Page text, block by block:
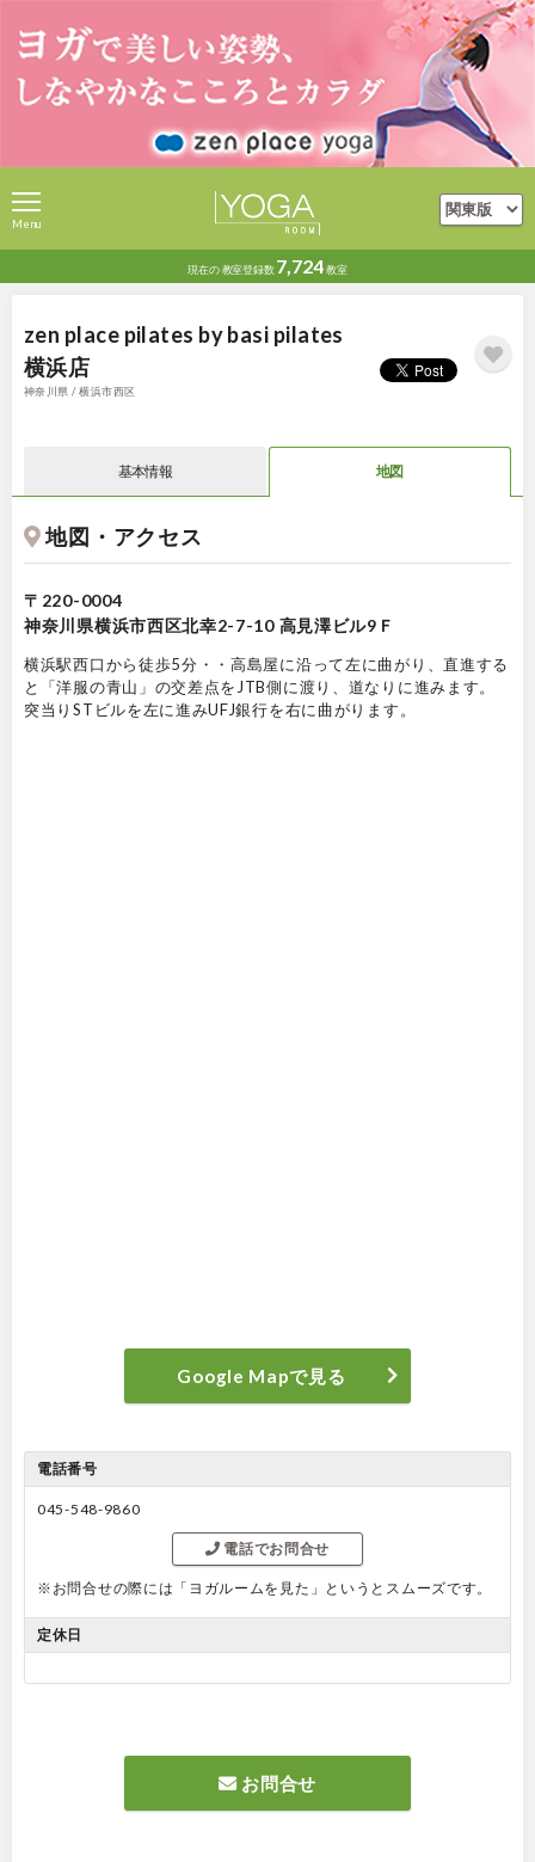
現在の教室登録数 7,724教室
Menu
zen place pilates by basi pilates
横浜店
神奈川県 / 横浜市西区
基本情報 地図
地図・アクセス
〒220-0004
神奈川県横浜市西区北幸2-7-10 高見澤ビル9Ｆ
横浜駅西口から徒歩5分・・高島屋に沿って左に曲がり、直進する
と「洋服の青山」の交差点をJTB側に渡り、道なりに進みます。
突当りSTビルを左に進みUFJ銀行を右に曲がります。
Google Mapで見る
電話番号
045-548-9860
電話でお問合せ
※お問合せの際には「ヨガルームを見た」というとスムーズです。
定休日
お問合せ